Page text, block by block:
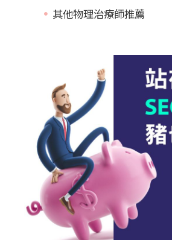
其他物理治療師推薦